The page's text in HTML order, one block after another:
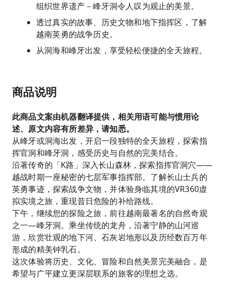
组织世界遗产－峰牙洞令人叹为观止的美景。
透过真实的故事、历史文物和地下指挥区，了解
越南英勇的战争历史。
从洞海和峰牙出发，享受轻松便捷的全天旅程。
商品说明
此商品文案由机器翻译提供，相关用语可能与惯用论
述、原文内容有所差异，请知悉。
从峰牙或洞海出发，开启一段独特的全天旅程，探索指
挥官洞和峰牙洞，感受历史与自然的完美结合。
沿著传奇的「K路」深入长山森林，探索指挥官洞穴——
越战时期一座秘密的七层军事指挥部。了解长山士兵的
英勇事迹，探索战争文物，并体验身临其境的VR360虚
拟实境之旅，重现昔日危险的补给路线。
下午，继续您的探险之旅，前往越南最著名的自然奇观
之一—峰牙洞。乘坐传统的龙舟，沿著宁静的山河巡
游，欣赏壮观的地下河、石灰岩地形以及历经数百万年
形成的精美钟乳石。
这次体验将历史、文化、冒险和自然美景完美融合，是
希望与广平建立更深层联系的旅客的理想之选。